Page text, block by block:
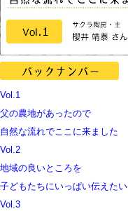
Vol.1
父の農地があったので
自然な流れでここに来ました
Vol.2
地域の良いところを
子どもたちにいっぱい伝えたい
Vol.3